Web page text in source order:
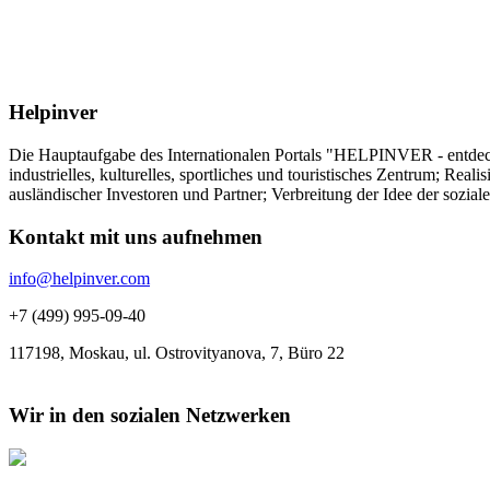
Helpinver
Die Hauptaufgabe des Internationalen Portals "HELPINVER -
industrielles, kulturelles, sportliches und touristisches Zentrum;
ausländischer Investoren und Partner; Verbreitung der Idee der
Kontakt mit uns aufnehmen
info@helpinver.com
+7 (499) 995-09-40
117198, Moskau, ul. Ostrovityanova, 7, Büro 22
Wir in den sozialen Netzwerken